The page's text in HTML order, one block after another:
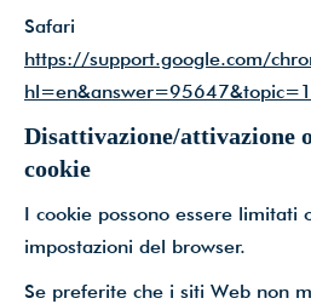
Safari
https://support.google.com/
Disattivazione/attivazione
cookie
I cookie possono essere limitati
impostazioni del browser.
Se preferite che i siti Web non